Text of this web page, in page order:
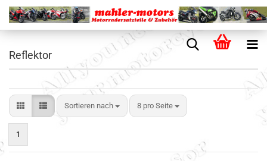
Reflektor
Sortieren nach 8 pro Seite
1